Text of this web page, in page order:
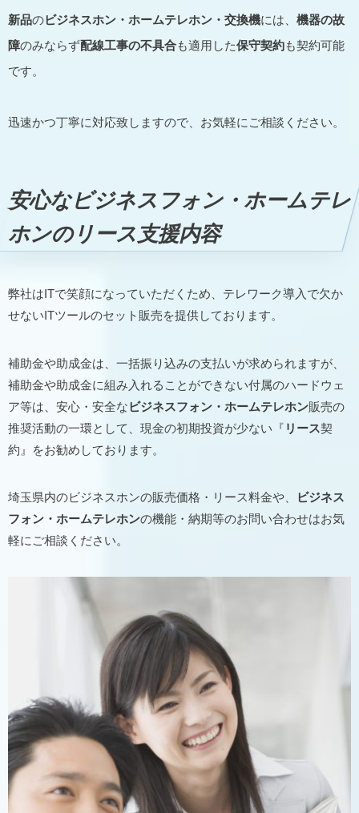
新品のビジネスホン・ホームテレホン・交換機には、 機器の故
障のみならず配線工事の不具合も適用した保守契約も契約可能
です。
迅速かつ丁寧に対応致しますので、お気軽にご相談ください。
安心なビジネスフォン・ホームテレ
ホンのリース支援内容
弊社はITで笑顔になっていただくため、テレワーク導入で欠か
せないITツールのセット販売を提供しております。
補助金や助成金は、一括振り込みの支払いが求められますが、
補助金や助成金に組み入れることができない付属のハードウェ
ア等は、安心・安全なビジネスフォン・ホームテレホン販売の
推奨活動の一環として、現金の初期投資が少ない『 リース契
約』をお勧めしております。
埼玉県内のビジネスホンの販売価格・リース料金や、
ビジネス
フォン・ホームテレホンの機能・納期等のお問い合わせはお気
軽にご相談ください。